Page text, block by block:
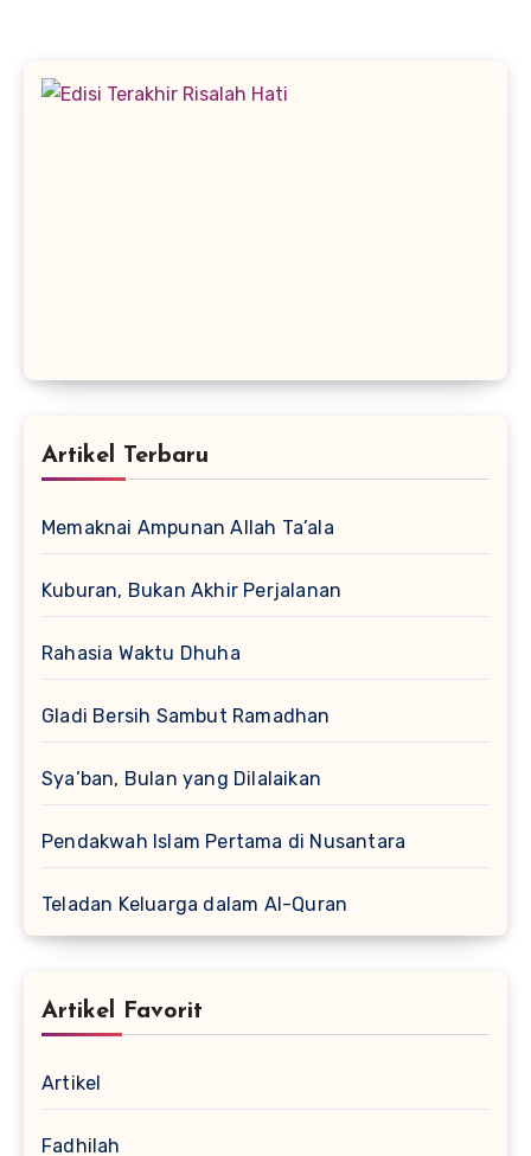
Artikel Terbaru
Memaknai Ampunan Allah Ta’ala
Kuburan, Bukan Akhir Perjalanan
Rahasia Waktu Dhuha
Gladi Bersih Sambut Ramadhan
Sya’ban, Bulan yang Dilalaikan
Pendakwah Islam Pertama di Nusantara
Teladan Keluarga dalam Al-Quran
Artikel Favorit
Artikel
Fadhilah